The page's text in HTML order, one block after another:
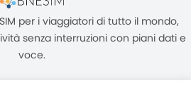
per i viaggiatori di tutto il mondo,
senza interruzioni con piani dati e
voce.